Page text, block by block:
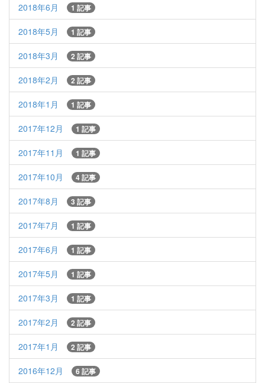
2018年6月 1 記事
2018年5月 1 記事
2018年3月 2 記事
2018年2月 2 記事
2018年1月 1 記事
2017年12月 1 記事
2017年11月 1 記事
2017年10月 4 記事
2017年8月 3 記事
2017年7月 1 記事
2017年6月 1 記事
2017年5月 1 記事
2017年3月 1 記事
2017年2月 2 記事
2017年1月 2 記事
2016年12月 6 記事